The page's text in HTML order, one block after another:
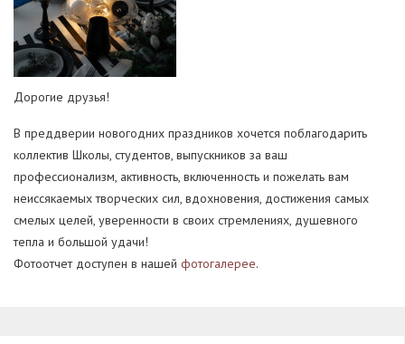
Дорогие друзья!
В преддверии новогодних праздников хочется поблагодарить
коллектив Школы, студентов, выпускников за ваш
профессионализм, активность, включенность и пожелать вам
неиссякаемых творческих сил, вдохновения, достижения самых
смелых целей, уверенности в своих стремлениях, душевного
тепла и большой удачи!
Фотоотчет доступен в нашей фотогалерее.